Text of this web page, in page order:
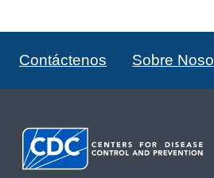
Contáctenos Sobre